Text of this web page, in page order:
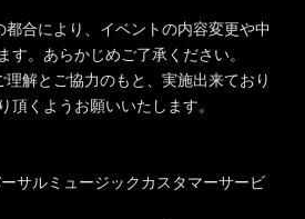
合により、イベントの内容変更や中
す。あらかじめご了承ください。
解とご協力のもと、実施出来ており
頂くようお願いいたします。
サルミュージックカスタマーサービ